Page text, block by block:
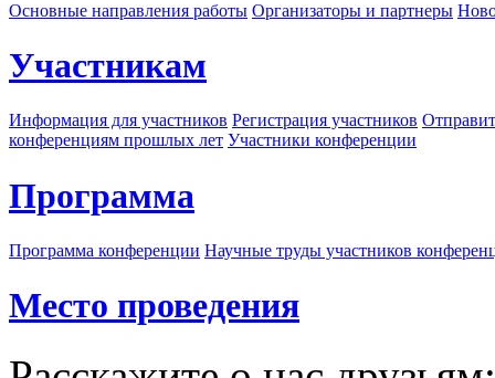
Основные направления работы Организаторы и партнеры
Участникам
Информация для участников Регистрация участников
конференциям прошлых лет Участники конференции
Программа
Программа конференции Научные труды участников
Место проведения